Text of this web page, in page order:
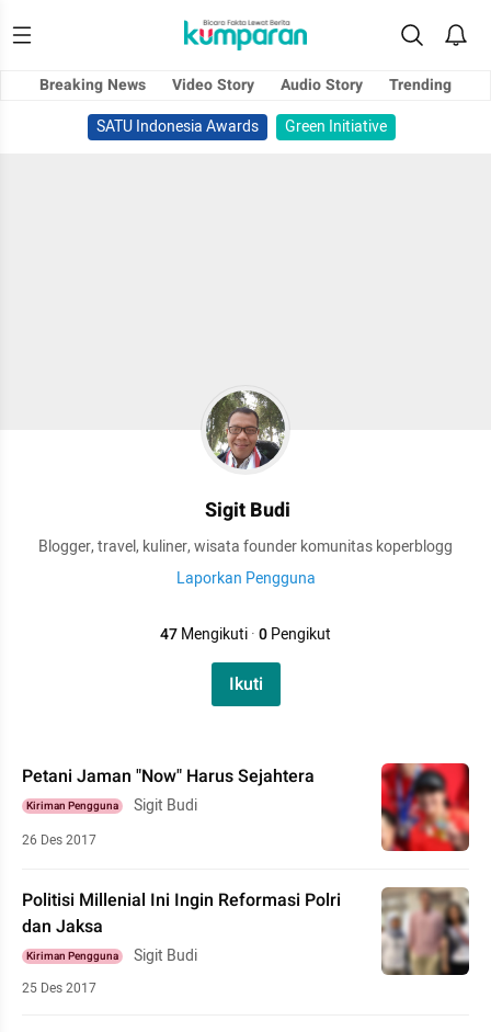
Breaking News Video Story Audio Story
Trending
SATU Indonesia Awards
Green Initiative
Sigit Budi
Blogger, travel, kuliner, wisata founder komunitas koperblogg
Laporkan Pengguna
47Mengikuti·0Pengikut
Ikuti
Petani Jaman "Now" Harus Sejahtera
Kiriman Pengguna Sigit Budi
26 Des 2017
Politisi Millenial Ini Ingin Reformasi Polri
dan Jaksa
Kiriman Pengguna Sigit Budi
25 Des 2017